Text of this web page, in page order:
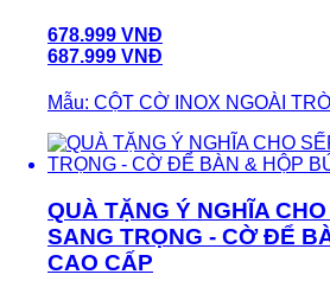
678.999 VNĐ
687.999 VNĐ
Mẫu: CỘT CỜ INOX NGOÀI
QUÀ TẶNG Ý NGHĨA
SANG TRỌNG - CỜ ĐỂ
CAO CẤP